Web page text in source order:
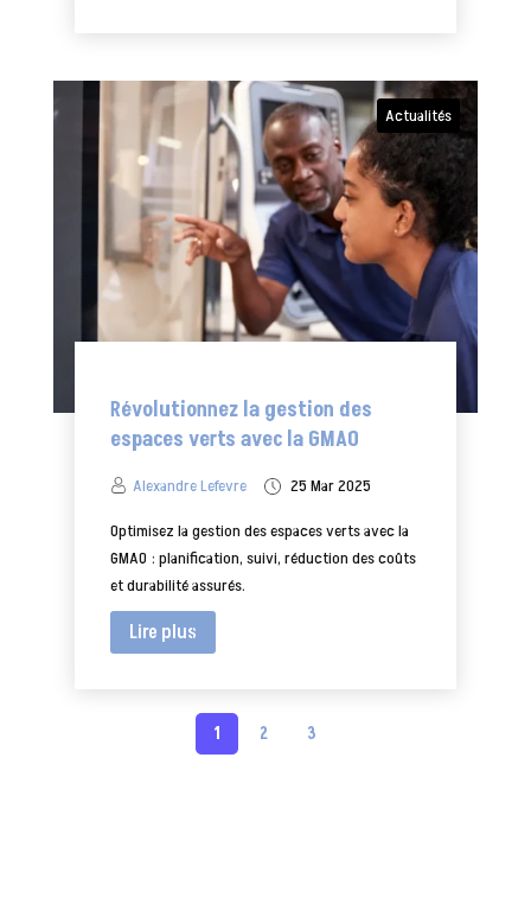
Actualités
Révolutionnez la gestion des
espaces verts avec la GMAO
Alexandre Lefevre
25 Mar 2025
Optimisez la gestion des espaces verts avec la
GMAO : planification, suivi, réduction des coûts
et durabilité assurés.
Lire plus
1 2 3